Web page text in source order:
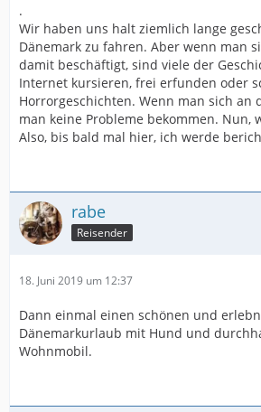
.
Wir haben uns halt ziemlich lange
Dänemark zu fahren. Aber wenn man
damit beschäftigt, sind viele der
Internet kursieren, frei erfunden oder
Horrorgeschichten. Wenn man sich an
man keine Probleme bekommen. Nun,
Also, bis bald mal hier, ich werde
rabe
Reisender
18. Juni 2019 um 12:37
Dann einmal einen schönen und
Dänemarkurlaub mit Hund und
Wohnmobil.